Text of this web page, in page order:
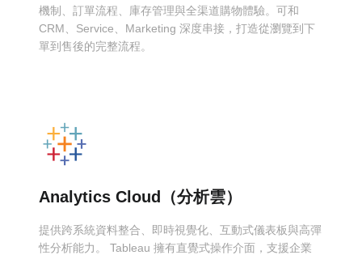
機制、訂單流程、庫存管理與全渠道購物體驗。可和
CRM、Service、Marketing 深度串接，打造從瀏覽到下
單到售後的完整流程。
Analytics Cloud（分析雲）
提供跨系統資料整合、即時視覺化、互動式儀表板與高彈
性分析能力。 Tableau 擁有直覺式操作介面，支援企業